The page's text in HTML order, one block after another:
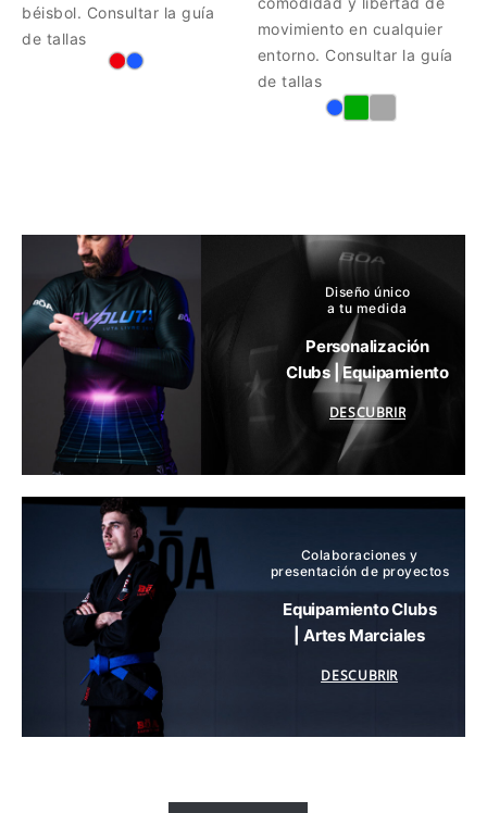
béisbol. Consultar la guía
de tallas
movimiento en cualquier
entorno. Consultar la guía
de tallas
Diseño único
a tu medida
Personalización
Clubs | Equipamiento
DESCUBRIR
Colaboraciones y
presentación de proyectos
Equipamiento Clubs
| Artes Marciales
DESCUBRIR